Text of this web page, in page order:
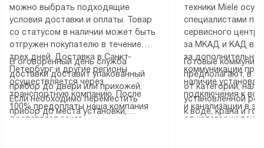
можно выбрать подходящие
условия доставки и оплаты. Товар
со статусом в наличии может быть
отгружен покупателю в течение
трех дней. Доставка в Санкт-
Петербург и другие регионы
осуществляется через
транспортную компанию. После
100% предоплаты наша компания
доставляет заказ
В оговоренный день служба
доставки доставит упакованный
прибор до двери или прихожей.
Если необходимо переместить
прибор до места установки,
техники Miele
специалистами
сервисного
за МКАД и КАД
за
коммуникации
наличие
подключения к
и канализации в
от категории
Готовые
предполагают, в
от категории,
установленной
к воде, крана и